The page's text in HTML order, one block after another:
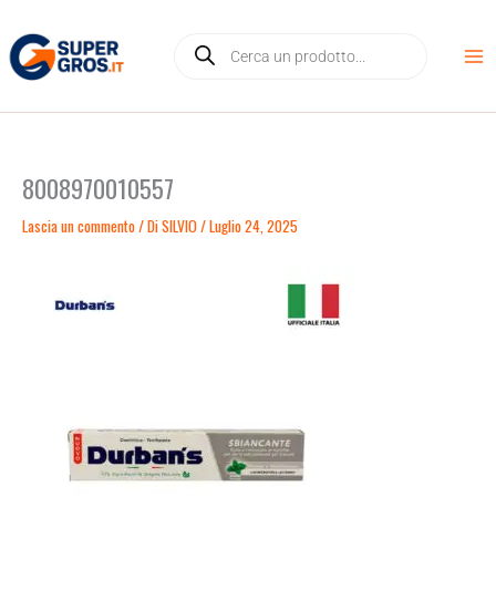
contenuto
search
8008970010557
Lascia un commento/ DiSILVIO/Luglio 24, 2025